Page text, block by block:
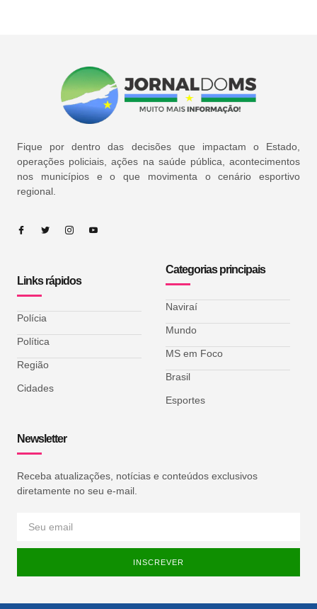
Fique por dentro das decisões que impactam o Estado,
operações policiais, ações na saúde pública, acontecimentos
nos municípios e o que movimenta o cenário esportivo
regional.
Links rápidos
Polícia
Política
Região
Cidades
Categorias principais
Naviraí
Mundo
MS em Foco
Brasil
Esportes
Newsletter
Receba atualizações, notícias e conteúdos exclusivos
diretamente no seu e-mail.
INSCREVER